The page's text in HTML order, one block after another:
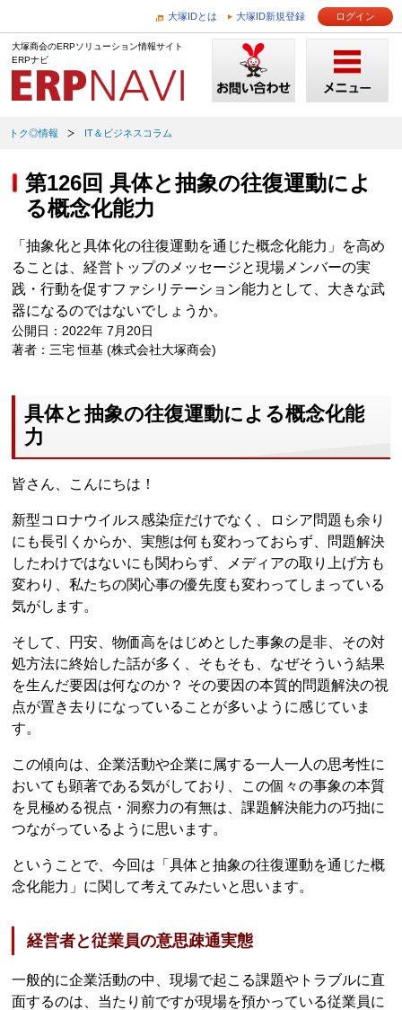
大塚IDとは 大塚ID新規登録 ログイン
大塚商会のERPソリューション情報サイト
ERPナビ
トク◎情報 IT＆ビジネスコラム
第126回 具体と抽象の往復運動によ
る概念化能力
「抽象化と具体化の往復運動を通じた概念化能力」を高め
ることは、経営トップのメッセージと現場メンバーの実
践・行動を促すファシリテーション能力として、大きな武
器になるのではないでしょうか。
公開日：2022年 7月20日
著者：三宅 恒基 (株式会社大塚商会)
具体と抽象の往復運動による概念化能
力
皆さん、こんにちは！
新型コロナウイルス感染症だけでなく、ロシア問題も余り
にも長引くからか、実態は何も変わっておらず、問題解決
したわけではないにも関わらず、メディアの取り上げ方も
変わり、私たちの関心事の優先度も変わってしまっている
気がします。
そして、円安、物価高をはじめとした事象の是非、その対
処方法に終始した話が多く、そもそも、なぜそういう結果
を生んだ要因は何なのか？ その要因の本質的問題解決の視
点が置き去りになっていることが多いように感じていま
す。
この傾向は、企業活動や企業に属する一人一人の思考性に
おいても顕著である気がしており、この個々の事象の本質
を見極める視点・洞察力の有無は、課題解決能力の巧拙に
つながっているように思います。
ということで、今回は「具体と抽象の往復運動を通じた概
念化能力」に関して考えてみたいと思います。
経営者と従業員の意思疎通実態
一般的に企業活動の中、現場で起こる課題やトラブルに直
面するのは、当たり前ですが現場を預かっている従業員に